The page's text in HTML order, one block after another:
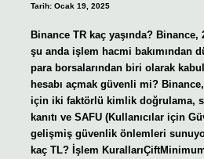
Tarih: Ocak 19, 2025
Binance TR kaç yaşında? Binance,
şu anda işlem hacmi bakımından
para borsalarından biri olarak
hesabı açmak güvenli mi?
için iki faktörlü kimlik doğrulama,
kanıtı ve SAFU (Kullanıcılar için
gelişmiş güvenlik önlemleri
kaç TL? İşlem